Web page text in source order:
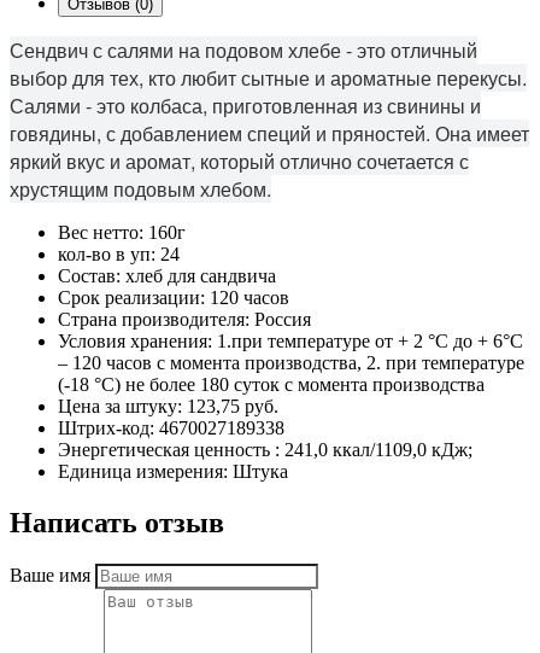
Отзывов (0)
Сендвич с салями на подовом хлебе - это отличный
выбор для тех, кто любит сытные и ароматные перекусы.
Салями - это колбаса, приготовленная из свинины и
говядины, с добавлением специй и пряностей. Она имеет
яркий вкус и аромат, который отлично сочетается с
хрустящим подовым хлебом.
Вес нетто: 160г
кол-во в уп: 24
Состав: хлеб для сандвича
Срок реализации: 120 часов
Страна производителя: Россия
Условия хранения: 1.при температуре от + 2 °С до + 6°С
– 120 часов с момента производства, 2. при температуре
(-18 °С) не более 180 суток с момента производства
Цена за штуку: 123,75 руб.
Штрих-код: 4670027189338
Энергетическая ценность : 241,0 ккал/1109,0 кДж;
Единица измерения: Штука
Написать отзыв
Ваше имя